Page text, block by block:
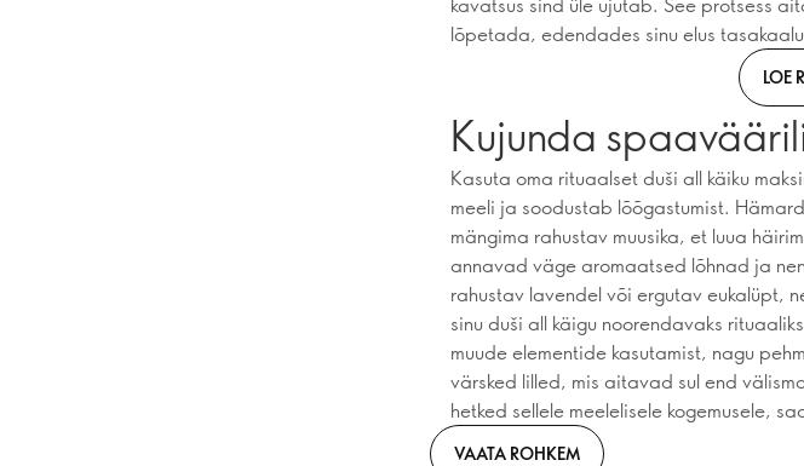
lõpetada, edendades sinu elus
LOE
Kujunda
Kasuta oma rituaalset duši all käiku
meeli ja soodustab lõõgastumist.
mängima rahustav muusika, et luua
annavad väge aromaatsed lõhnad ja
rahustav lavendel või ergutav eukalüpt,
sinu duši all käigu noorendavaks
muude elementide kasutamist, nagu
värsked lilled, mis aitavad sul end
hetked sellele meelelisele kogemusele,
VAATA ROHKEM